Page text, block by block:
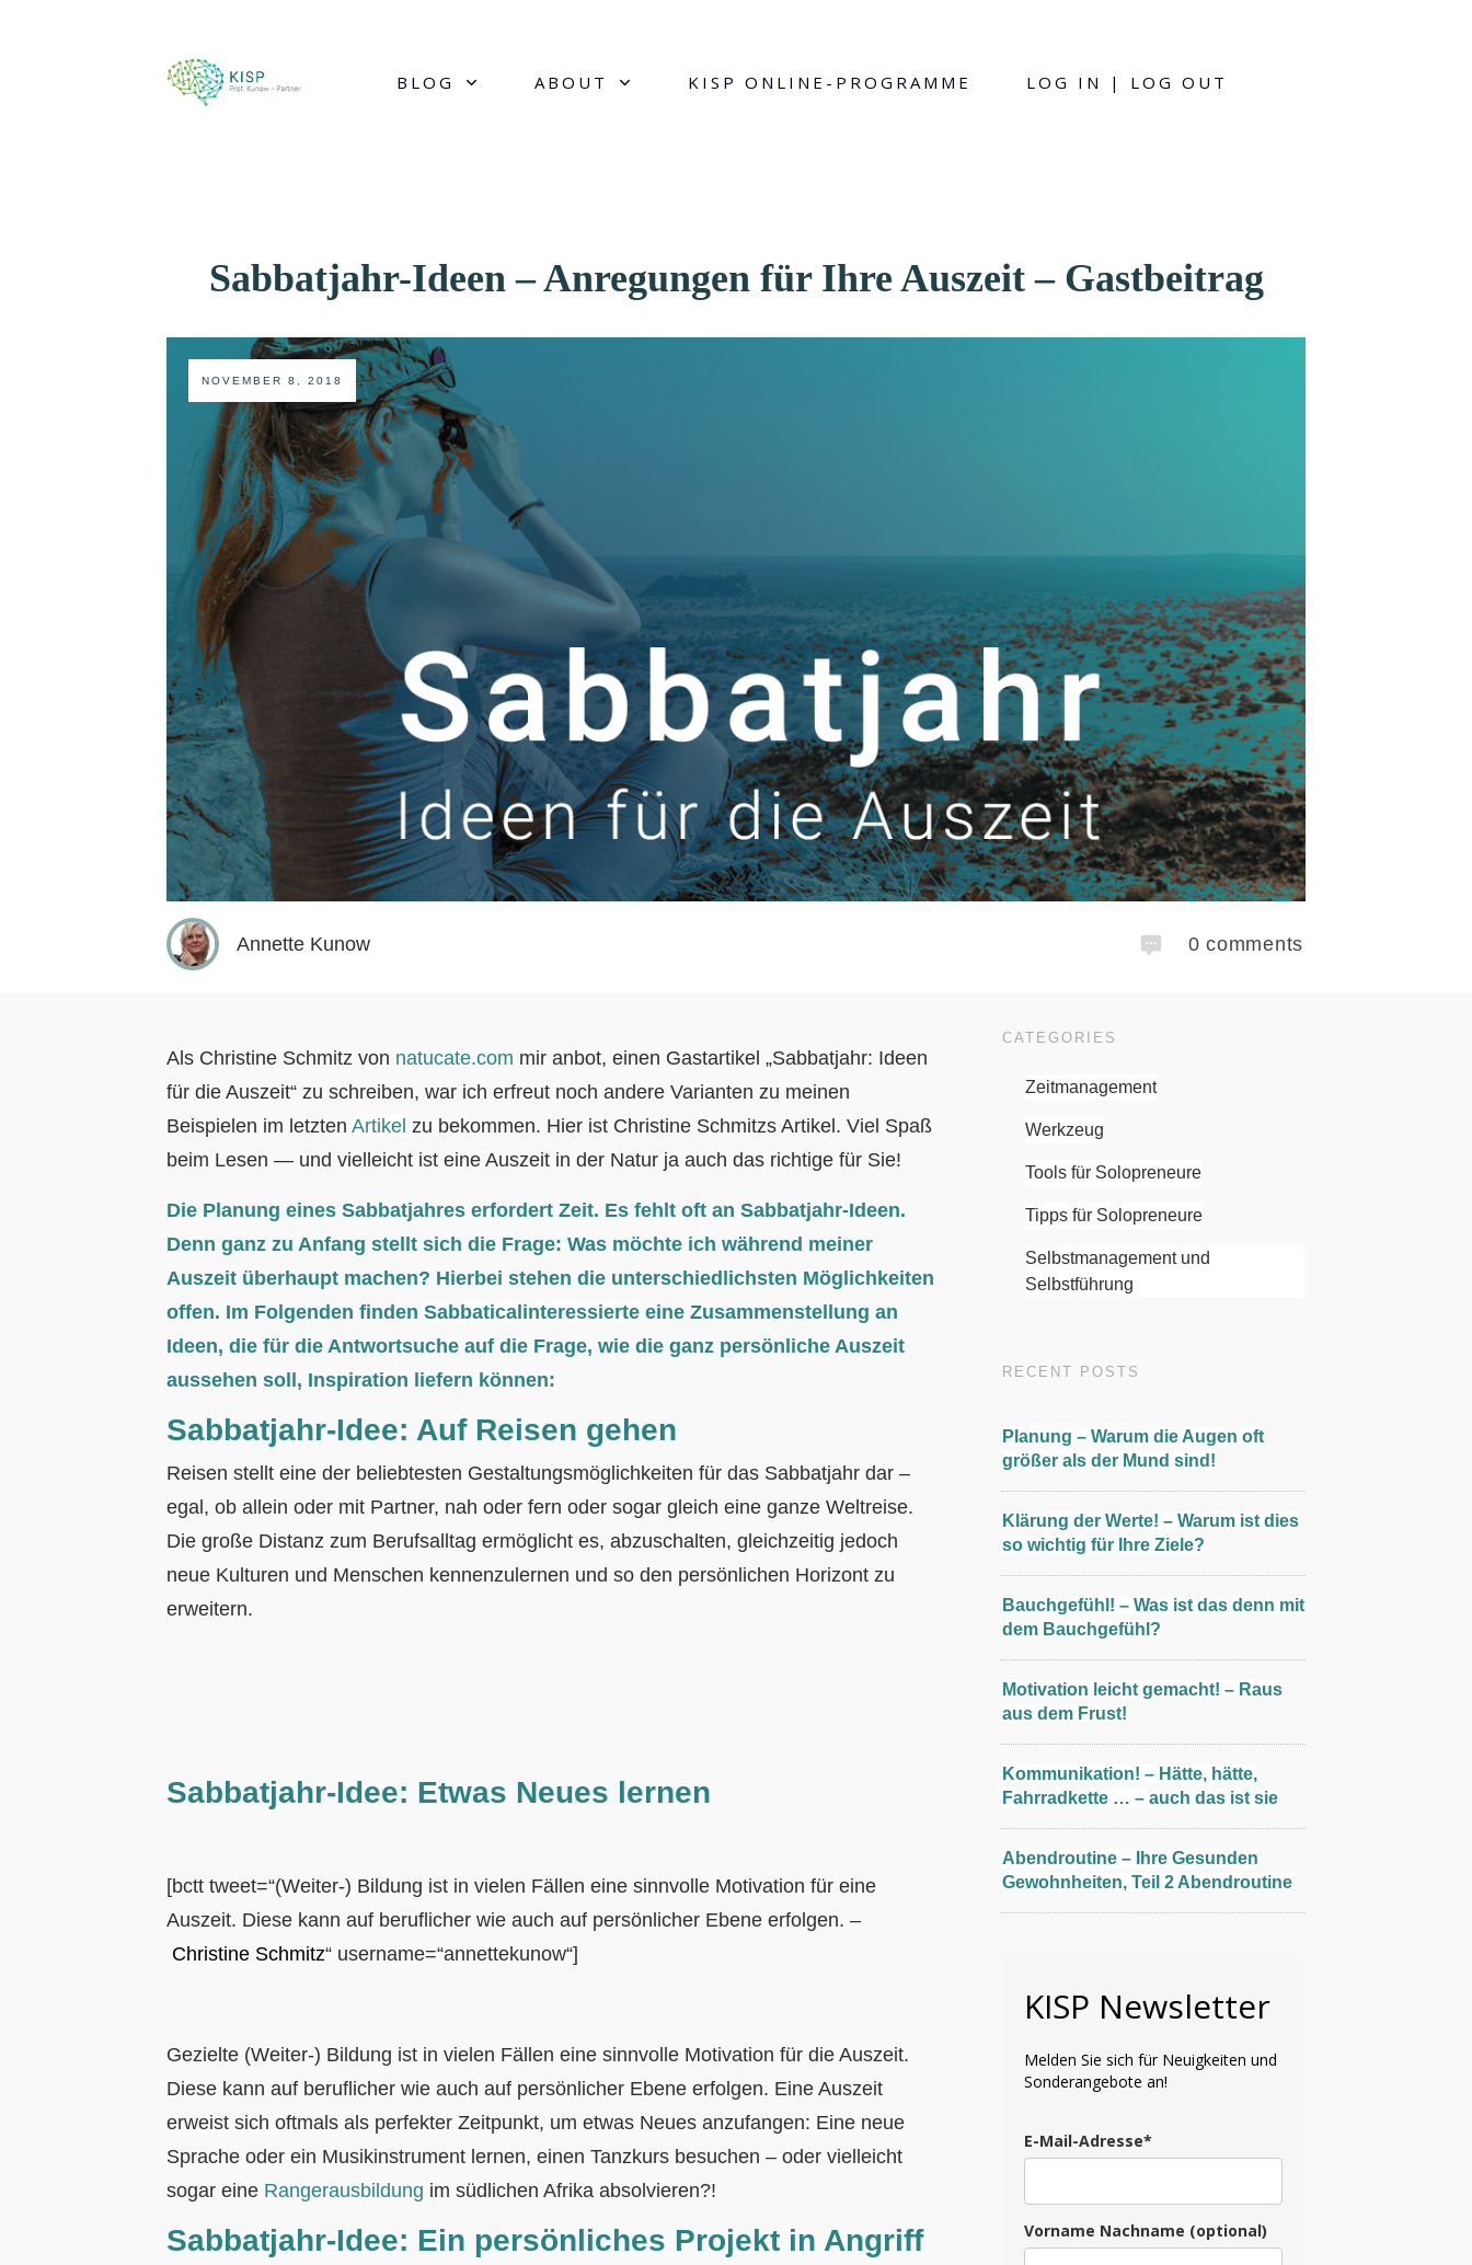
BLOG ABOUT KISP ONLINE-PROGRAMME LOG IN | LOG OUT
Sabbatjahr-Ideen – Anregungen für Ihre Auszeit – Gastbeitrag
NOVEMBER 8, 2018
Annette Kunow 0 comments
Als Christine Schmitz von natucate.com mir anbot, einen Gastartikel „Sabbatjahr: Ideen
für die Auszeit“ zu schreiben, war ich erfreut noch andere Varianten zu meinen
Beispielen im letzten Artikel zu bekommen. Hier ist Christine Schmitzs Artikel. Viel Spaß
beim Lesen — und vielleicht ist eine Auszeit in der Natur ja auch das richtige für Sie!
Die Planung eines Sabbatjahres erfordert Zeit. Es fehlt oft an Sabbatjahr-Ideen.
Denn ganz zu Anfang stellt sich die Frage: Was möchte ich während meiner
Auszeit ü berhaupt machen? Hierbei stehen die unterschiedlichsten Möglichkeiten
offen. Im Folgenden finden Sabbaticalinteressierte eine Zusammenstellung an
Ideen, die für die Antwortsuche auf die Frage, wie die ganz persönliche Auszeit
aussehen soll, Inspiration liefern können:
Sabbatjahr-Idee: Auf Reisen gehen
Reisen stellt eine der beliebtesten Gestaltungsmöglichkeiten für das Sabbatjahr dar –
egal, ob allein oder mit Partner, nah oder fern oder sogar gleich eine ganze Weltreise.
Die große Distanz zum Berufsalltag ermöglicht es, abzuschalten, gleichzeitig jedoch
neue Kulturen und Menschen kennenzulernen und so den persönlichen Horizont zu
erweitern.
Sabbatjahr-Idee: Etwas Neues lernen
[bctt tweet=“(Weiter-) Bildung ist in vielen Fällen eine sinnvolle Motivation für eine
Auszeit. Diese kann auf beruflicher wie auch auf persönlicher Ebene erfolgen. –
Christine Schmitz“ username=“annettekunow“]
Gezielte (Weiter-) Bildung ist in vielen Fällen eine sinnvolle Motivation für die Auszeit.
Diese kann auf beruflicher wie auch auf persönlicher Ebene erfolgen. Eine Auszeit
erweist sich oftmals als perfekter Zeitpunkt, um etwas Neues anzufangen: Eine neue
Sprache oder ein Musikinstrument lernen, einen Tanzkurs besuchen – oder vielleicht
sogar eine Rangerausbildung im südlichen Afrika absolvieren?!
Sabbatjahr-Idee: Ein persönliches Projekt in Angriff
CATEGORIES
Zeitmanagement
Werkzeug
Tools für Solopreneure
Tipps für Solopreneure
Selbstmanagement und
Selbstführung
RECENT POSTS
Planung – Warum die Augen oft
größer als der Mund sind!
Klärung der Werte! – Warum ist dies
so wichtig für Ihre Ziele?
Bauchgefühl! – Was ist das denn mit
dem Bauchgefühl?
Motivation leicht gemacht! – Raus
aus dem Frust!
Kommunikation! – Hätte, hätte,
Fahrradkette … – auch das ist sie
Abendroutine – Ihre Gesunden
Gewohnheiten, Teil 2 Abendroutine
KISP Newsletter
Melden Sie sich für Neuigkeiten und
Sonderangebote an!
E-Mail-Adresse*
Vorname Nachname (optional)